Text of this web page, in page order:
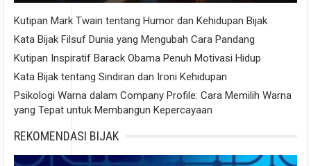
Kutipan Mark Twain tentang Humor dan Kehidupan Bijak
Kata Bijak Filsuf Dunia yang Mengubah Cara Pandang
Kutipan Inspiratif Barack Obama Penuh Motivasi Hidup
Kata Bijak tentang Sindiran dan Ironi Kehidupan
Psikologi Warna dalam Company Profile: Cara Memilih Warna
yang Tepat untuk Membangun Kepercayaan
REKOMENDASI BIJAK